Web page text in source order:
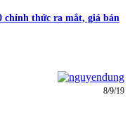
chính thức ra mắt, giá bán
8/9/19